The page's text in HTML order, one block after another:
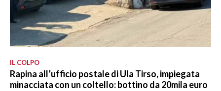
IL COLPO
Rapina all’ufficio postale di Ula Tirso, impiegata
minacciata con un coltello: bottino da 20mila euro